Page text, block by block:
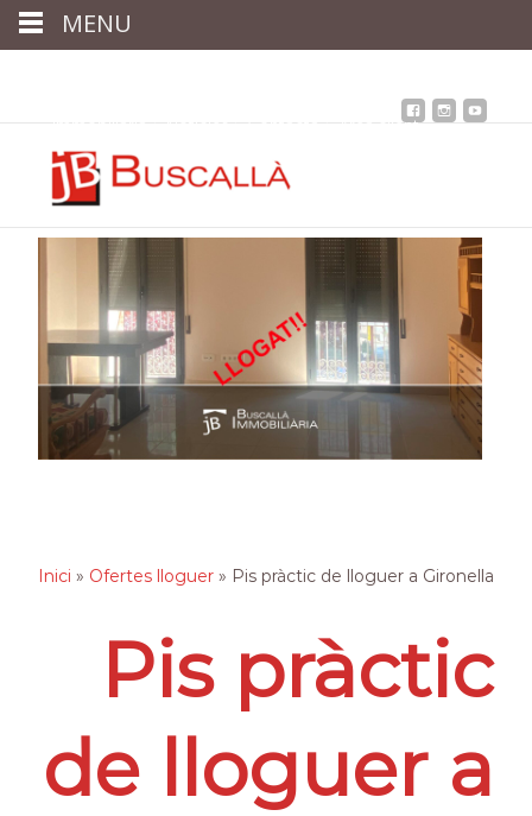
Immobiliària Notícies Contacta Àrea client
Inici » Ofertes lloguer » Pis pràctic de lloguer a Gironella
Pis pràctic
de lloguer a
MENU